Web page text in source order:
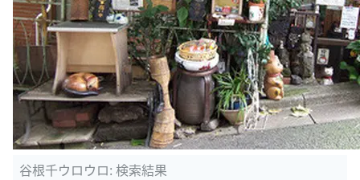
谷根千ウロウロ: 検索結果